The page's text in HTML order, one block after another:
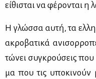
εί­θι­σται να φέ­ρο­νται η
Η γλώσ­σα αυ­τή, τα
ακρο­βα­τι­κά
τώ­νει συ­γκρού­σεις
μα που τις υπο­κι­νούν